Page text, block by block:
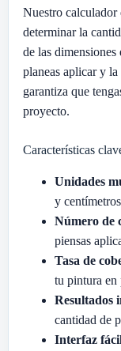
Nuestro calculador
determinar la
de las
planeas aplicar y
garantiza que
proyecto.
Características
Unidades
y
Número de
piensas
Tasa de
tu pintura en
Resultados
cantidad de
Interfaz